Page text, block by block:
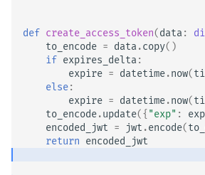
def create_access_token(data :
to_encode = data .copy()
if expires_delta :
expire = datetime.now(
else:
expire = datetime.now(
to_encode.update({ "exp" :
encoded_jwt = jwt .encode(
return encoded_jwt